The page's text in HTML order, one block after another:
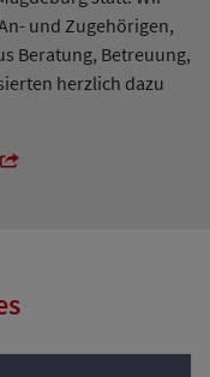
und Zugehörigen,
Beratung, Betreuung,
herzlich dazu